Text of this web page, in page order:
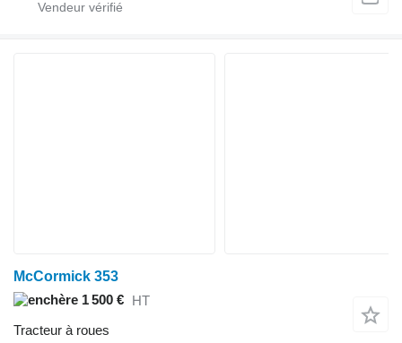
McCormick 353
1 500 € HT
Tracteur à roues